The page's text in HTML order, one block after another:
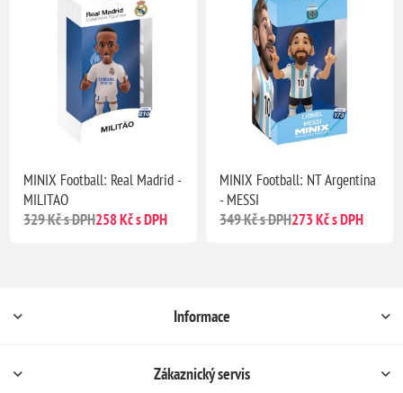
MINIX Football: Real Madrid -
MILITAO
329 Kč s DPH258 Kč s DPH
MINIX Football: NT Argentina
- MESSI
349 Kč s DPH273 Kč s DPH
Informace
Zákaznický servis